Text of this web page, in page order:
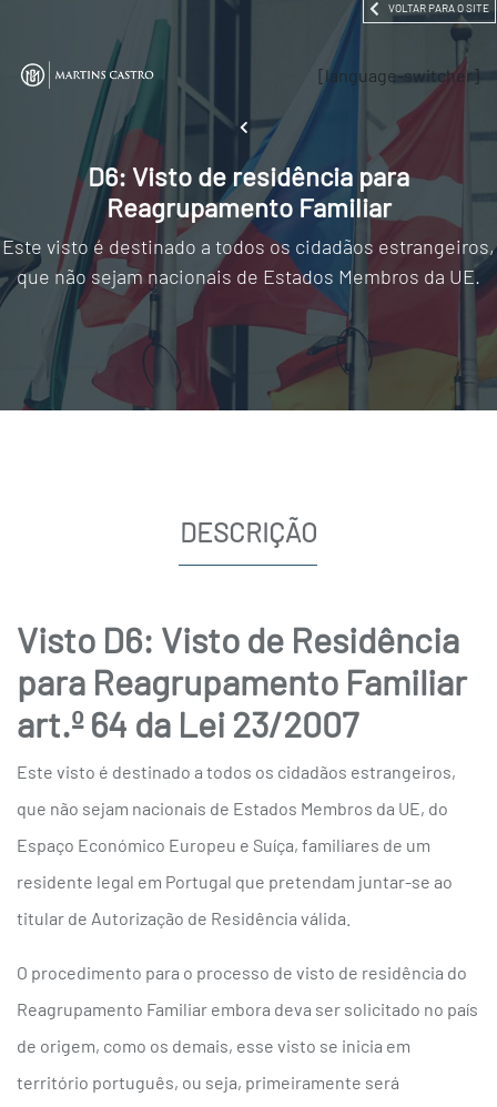
VOLTAR PARA O SITE
[language-switcher]
D6: Visto de residência para
Reagrupamento Familiar
Este visto é destinado a todos os cidadãos estrangeiros,
que não sejam nacionais de Estados Membros da UE.
DESCRIÇÃO
Visto D6: Visto de Residência
para Reagrupamento Familiar
art.º 64 da Lei 23/2007
Este visto é destinado a todos os cidadãos estrangeiros,
que não sejam nacionais de Estados Membros da UE, do
Espaço Económico Europeu e Suíça, familiares de um
residente legal em Portugal que pretendam juntar-se ao
titular de Autorização de Residência válida.
O procedimento para o processo de visto de residência do
Reagrupamento Familiar embora deva ser solicitado no país
de origem, como os demais, esse visto se inicia em
território português, ou seja, primeiramente será